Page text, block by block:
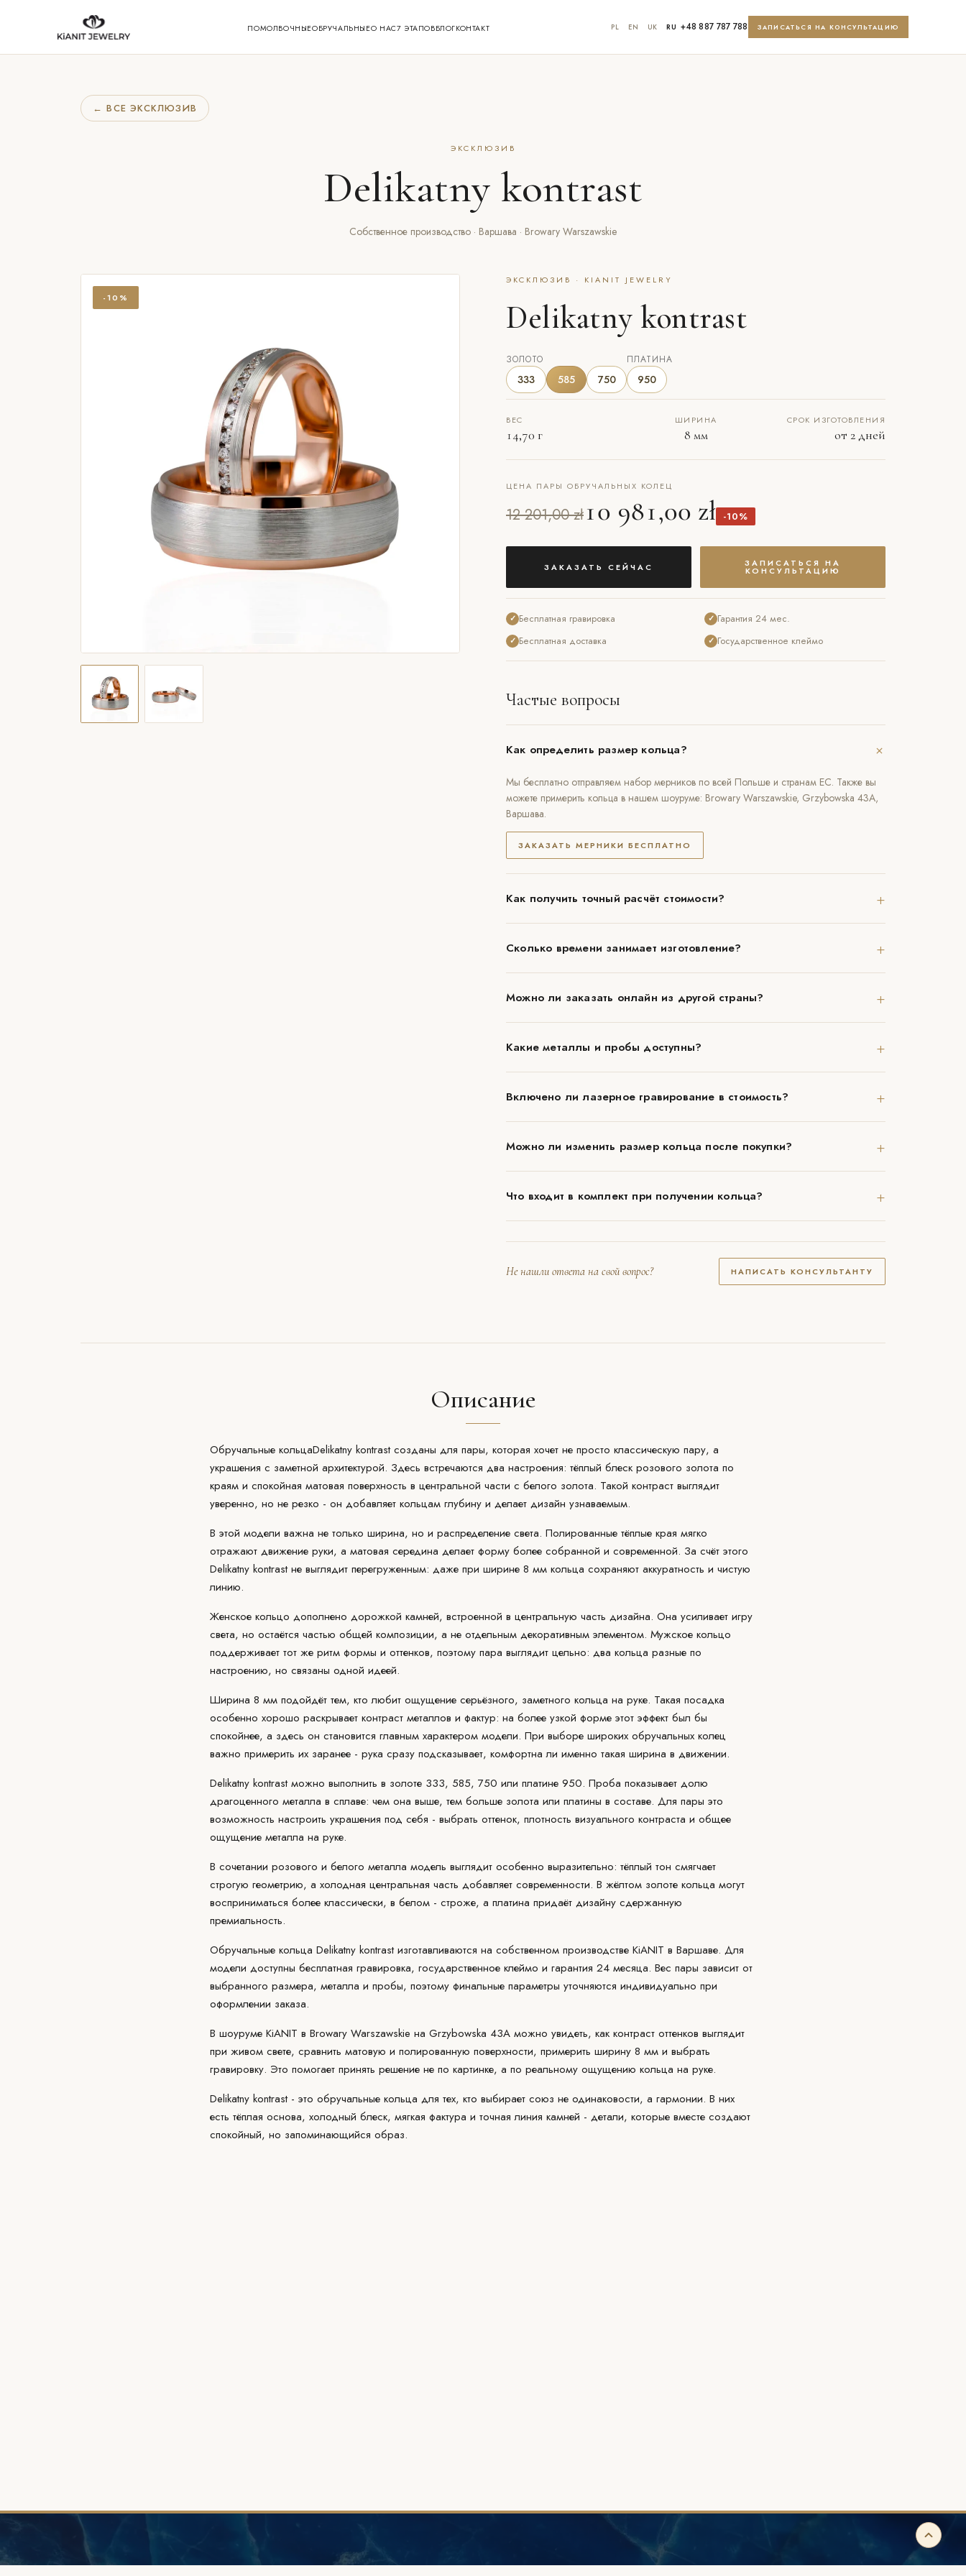
ПОМОЛВОЧНЫЕОБРУЧАЛЬНЫЕО НАС7 ЭТАПОВБЛОГКОНТАКТ PL EN UK RU +48 887 787 788 ЗАПИСАТЬСЯ НА КОНСУЛЬТАЦИЮ
← ВСЕ ЭКСКЛЮЗИВ
ЭКСКЛЮЗИВ
Delikatny kontrast
Собственное производство · Варшава · Browary Warszawskie
-10%
ЭКСКЛЮЗИВ · KIANIT JEWELRY
Delikatny kontrast
ЗОЛОТО
333 585 750
ПЛАТИНА
950
ВЕС
14,70 г
ШИРИНА
8 мм
СРОК ИЗГОТОВЛЕНИЯ
от 2 дней
ЦЕНА ПАРЫ ОБРУЧАЛЬНЫХ КОЛЕЦ
12 201,00 zł10 981,00 zł -10%
ЗАКАЗАТЬ СЕЙЧАС ЗАПИСАТЬСЯ НА
КОНСУЛЬТАЦИЮ
✓ Бесплатная гравировка
✓ Бесплатная доставка
✓ Гарантия 24 мес.
✓ Государственное клеймо
Частые вопросы
Как определить размер кольца? +
Мы бесплатно отправляем набор мерников по всей Польше и странам ЕС. Также вы
можете примерить кольца в нашем шоуруме: Browary Warszawskie, Grzybowska 43A,
Варшава.
ЗАКАЗАТЬ МЕРНИКИ БЕСПЛАТНО
Как получить точный расчёт стоимости? +
Сколько времени занимает изготовление? +
Можно ли заказать онлайн из другой страны? +
Какие металлы и пробы доступны? +
Включено ли лазерное гравирование в стоимость? +
Можно ли изменить размер кольца после покупки? +
Что входит в комплект при получении кольца? +
Не нашли ответа на свой вопрос? НАПИСАТЬ КОНСУЛЬТАНТУ
Описание
Обручальные кольцаDelikatny kontrastсозданы для пары, которая хочет не просто классическую пару, а
украшения с заметной архитектурой. Здесь встречаются два настроения: тёплый блеск розового золота по
краям и спокойная матовая поверхность в центральной части с белого золота. Такой контраст выглядит
уверенно, но не резко - он добавляет кольцам глубину и делает дизайн узнаваемым.
В этой модели важна не только ширина, но и распределение света. Полированные тёплые края мягко
отражают движение руки, а матовая середина делает форму более собранной и современной. За счёт этого
Delikatny kontrast не выглядит перегруженным: даже при ширине 8 мм кольца сохраняют аккуратность и чистую
линию.
Женское кольцо дополнено дорожкой камней, встроенной в центральную часть дизайна. Она усиливает игру
света, но остаётся частью общей композиции, а не отдельным декоративным элементом. Мужское кольцо
поддерживает тот же ритм формы и оттенков, поэтому пара выглядит цельно: два кольца разные по
настроению, но связаны одной идеей.
Ширина 8 мм подойдёт тем, кто любит ощущение серьёзного, заметного кольца на руке. Такая посадка
особенно хорошо раскрывает контраст металлов и фактур: на более узкой форме этот эффект был бы
спокойнее, а здесь он становится главным характером модели. При выборе широких обручальных колец
важно примерить их заранее - рука сразу подсказывает, комфортна ли именно такая ширина в движении.
Delikatny kontrast можно выполнить в золоте 333, 585, 750 или платине 950. Проба показывает долю
драгоценного металла в сплаве: чем она выше, тем больше золота или платины в составе. Для пары это
возможность настроить украшения под себя - выбрать оттенок, плотность визуального контраста и общее
ощущение металла на руке.
В сочетании розового и белого металла модель выглядит особенно выразительно: тёплый тон смягчает
строгую геометрию, а холодная центральная часть добавляет современности. В жёлтом золоте кольца могут
восприниматься более классически, в белом - строже, а платина придаёт дизайну сдержанную
премиальность.
Обручальные кольца Delikatny kontrast изготавливаются на собственном производстве KiANIT в Варшаве. Для
модели доступны бесплатная гравировка, государственное клеймо и гарантия 24 месяца. Вес пары зависит от
выбранного размера, металла и пробы, поэтому финальные параметры уточняются индивидуально при
оформлении заказа.
В шоуруме KiANIT в Browary Warszawskie на Grzybowska 43A можно увидеть, как контраст оттенков выглядит
при живом свете, сравнить матовую и полированную поверхности, примерить ширину 8 мм и выбрать
гравировку. Это помогает принять решение не по картинке, а по реальному ощущению кольца на руке.
Delikatny kontrast - это обручальные кольца для тех, кто выбирает союз не одинаковости, а гармонии. В них
есть тёплая основа, холодный блеск, мягкая фактура и точная линия камней - детали, которые вместе создают
спокойный, но запоминающийся образ.